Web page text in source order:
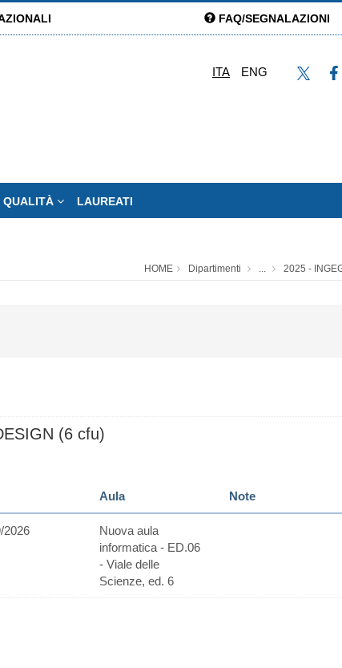
FAQ/SEGNALAZIONI
ITA ENG
QUALITÀ LAUREATI
HOME Dipartimenti ... 2025 -
(6 cfu)
Aula Note
2026
Nuova aula
informatica - ED.06
- Viale delle
Scienze, ed. 6